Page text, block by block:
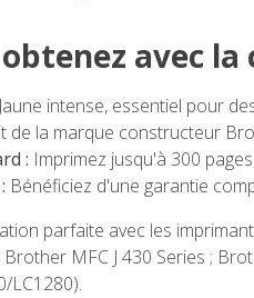
obtenez avec
Jaune intense, essentiel pour
de la marque constructeur
: Imprimez jusqu'à 300
Bénéficiez d'une garantie
parfaite avec les
MFC J 430 Series ;
LC1280).